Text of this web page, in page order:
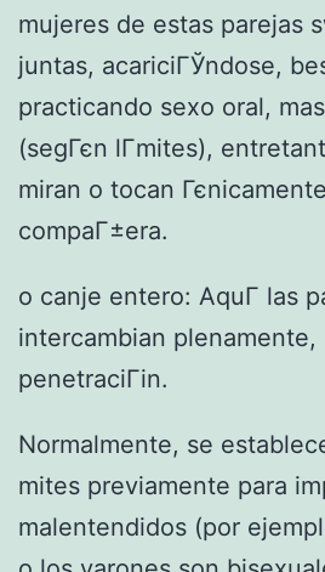
mujeres de estas parejas
juntas, acariciГЎndose,
practicando sexo oral,
(segГєn lГ­mites),
miran o tocan
compaГ±era.
o canje entero: AquГ­ las
intercambian
penetraciГіn.
Normalmente, se
mites previamente para
malentendidos (por